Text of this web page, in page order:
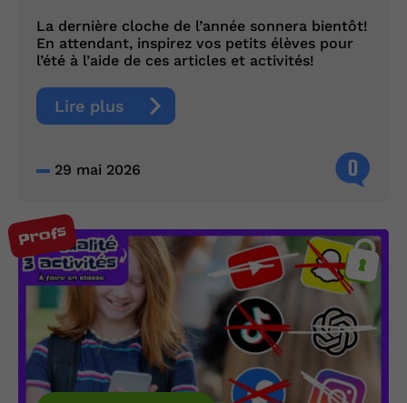
La dernière cloche de l’année sonnera bientôt!
En attendant, inspirez vos petits élèves pour
l’été à l’aide de ces articles et activités!
Lire plus
29 mai 2026 0
Profs